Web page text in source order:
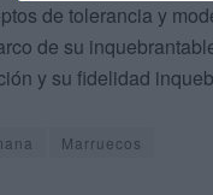
de tolerancia y
de su
y su fidelidad
Marruecos